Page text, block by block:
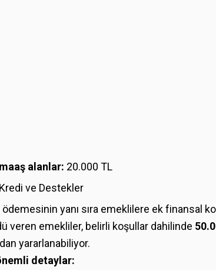
alanlar: 20.000 TL
ve Destekler
yanı sıra emeklilere ek finansal
veren emekliler, belirli koşullar dahilinde
yararlanabiliyor.
detaylar: